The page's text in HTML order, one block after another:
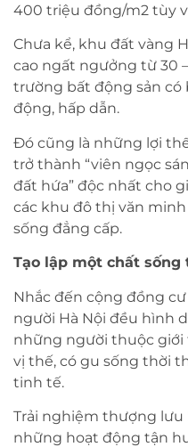
400 triệu đồng/m2 tùy
Chưa kể, khu đất vàng
cao ngất ngưởng từ 30
trường bất động sản có
động, hấp dẫn.
Đó cũng là những lợi
trở thành “viên ngọc
đất hứa” độc nhất cho
các khu đô thị văn
sống đẳng cấp.
Tạo lập một chất sống
Nhắc đến cộng đồng
người Hà Nội đều hình
những người thuộc giới
vị thế, có gu sống thời
tinh tế.
Trải nghiệm thượng
những hoạt động tận